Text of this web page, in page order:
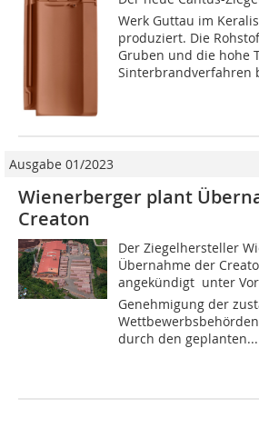
Werk Guttau im
produziert. Die
Gruben und die hohe
Sinterbrandverfahren
Ausgabe 01/2023
Wienerberger plant
Creaton
Der Ziegelhersteller
Übernahme der
angekündigt  unter
Genehmigung der
durch den geplanten...